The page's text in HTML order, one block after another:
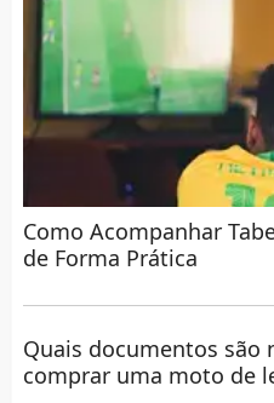
Como Acompanhar
de Forma Prática
Quais documentos são
comprar uma moto de